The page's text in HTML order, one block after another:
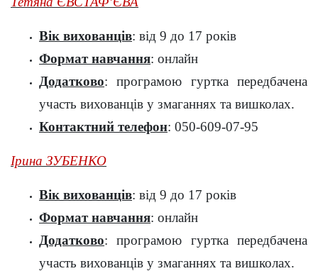
Вік вихованців: від 9 до 17 років
Формат навчання: онлайн
Додатково: програмою гуртка передбачена
участь вихованців у змаганнях та вишколах.
Контактний телефон: 050-609-07-95
Ірина ЗУБЕНКО
Вік вихованців: від 9 до 17 років
Формат навчання: онлайн
Додатково: програмою гуртка передбачена
участь вихованців у змаганнях та вишколах.